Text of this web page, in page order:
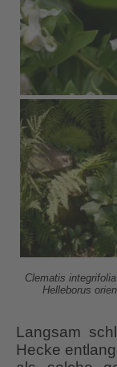
Clematis
Helleborus
Langsam
Hecke